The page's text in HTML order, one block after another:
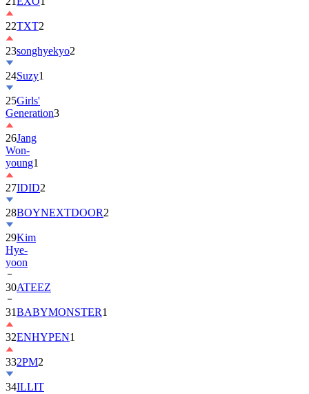
23songhyekyo
24Suzy1
25Girls'
Generation
26Jang
Won-
young1
27IDID
28BOYNEXTDOOR
29Kim
Hye-
yoon
30ATEEZ
31BABYMONSTER
32ENHYPEN1
332PM2
34ILLIT
35Jung